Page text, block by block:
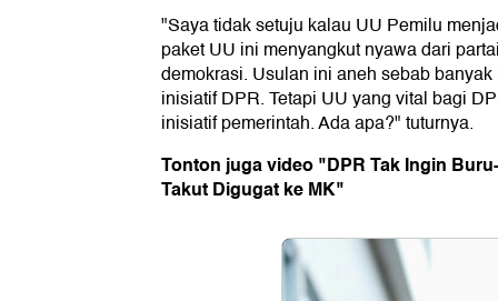
"Saya tidak setuju kalau UU Pemilu
paket UU ini menyangkut nyawa dari
demokrasi. Usulan ini aneh sebab
inisiatif DPR. Tetapi UU yang vital bagi
inisiatif pemerintah. Ada apa?" tuturnya.
Tonton juga video "DPR Tak Ingin
Takut Digugat ke MK"